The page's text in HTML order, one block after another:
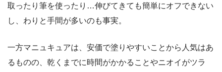
取ったり筆を使ったり…伸びてきても簡単にオフできない
し、わりと手間が多いのも事実。
一方マニュキュアは、安価で塗りやすいことから人気はあ
るものの、乾くまでに時間がかかることやニオイがツラ